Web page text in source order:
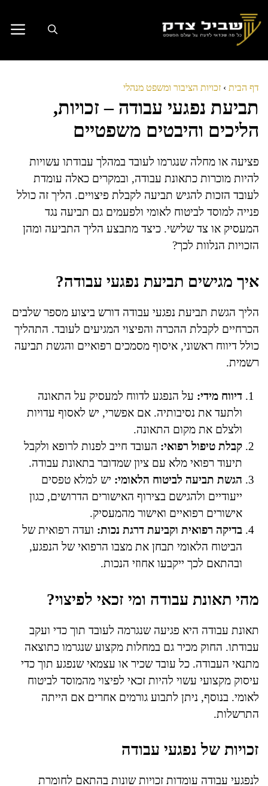
לתוכן
דף הבית › זכויות הציבור ומשפט מנהלי
תביעת נפגעי עבודה – זכויות,
הליכים והיבטים משפטיים
פציעה או מחלה שנגרמו לעובד במהלך עבודתו עשויות
להיות מוכרות כתאונת עבודה, ובמקרים כאלה עומדת
לעובד הזכות להגיש תביעה לקבלת פיצויים. הליך זה כולל
פנייה למוסד לביטוח לאומי ולפעמים גם תביעה נגד
המעסיק או צד שלישי. כיצד מתבצע הליך התביעה ומהן
הזכויות הנלוות לכך?
איך מגישים תביעת נפגעי עבודה?
הליך הגשת תביעת נפגעי עבודה דורש ביצוע מספר שלבים
הכרחיים לקבלת ההכרה והפיצוי המגיעים לעובד. התהליך
כולל דיווח ראשוני, איסוף מסמכים רפואיים והגשת תביעה
רשמית.
דיווח מידי: על הנפגע לדווח למעסיק על התאונה
ולתעד את נסיבותיה. אם אפשרי, יש לאסוף עדויות
ולצלם את מקום התאונה.
קבלת טיפול רפואי: העובד חייב לפנות לרופא ולקבל
תיעוד רפואי מלא עם ציון שמדובר בתאונת עבודה.
הגשת תביעה לביטוח הלאומי: יש למלא טפסים
ייעודיים ולהגישם בצירוף האישורים הדרושים, כגון
אישורים רפואיים ואישור מהמעסיק.
בדיקה רפואית וקביעת דרגת נכות: ועדה רפואית של
הביטוח הלאומי תבחן את מצבו הרפואי של הנפגע,
ובהתאם לכך ייקבעו אחוזי הנכות.
מהי תאונת עבודה ומי זכאי לפיצוי?
תאונת עבודה היא פגיעה שנגרמה לעובד תוך כדי ועקב
עבודתו. החוק מכיר גם במחלות מקצוע שנגרמו כתוצאה
מתנאי העבודה. כל עובד שכיר או עצמאי שנפגע תוך כדי
עיסוק מקצועי עשוי להיות זכאי לפיצוי מהמוסד לביטוח
לאומי. בנוסף, ניתן לתבוע גורמים אחרים אם הייתה
התרשלות.
זכויות של נפגעי עבודה
לנפגעי עבודה עומדות זכויות שונות בהתאם לחומרת